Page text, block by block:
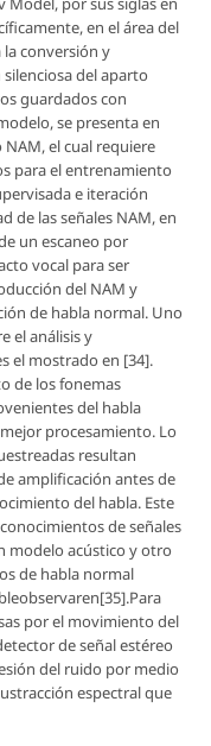
en el área del
conversión y
del aparto
guardados con
se presenta en
el cual requiere
para el entrenamiento
e iteración
de las señales NAM, en
un escaneo por
vocal para ser
del NAM y
de habla normal. Uno
el análisis y
el mostrado en [34].
de los fonemas
del habla
procesamiento. Lo
resultan
amplificación antes de
del habla. Este
de señales
modelo acústico y otro
de habla normal
por el movimiento del
de señal estéreo
del ruido por medio
espectral que